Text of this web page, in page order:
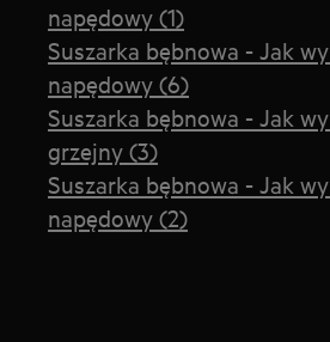
napędowy (1)
Suszarka bębnowa - Jak
napędowy (6)
Suszarka bębnowa - Jak
grzejny (3)
Suszarka bębnowa - Jak
napędowy (2)